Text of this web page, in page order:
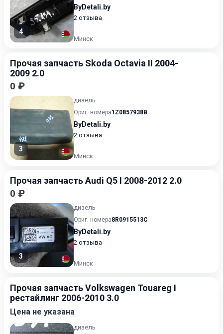
4
ByDetali.by
2 отзыва
Минск
Прочая запчасть Skoda Octavia II 2004-
2009 2.0
0 ₽
3
дизель
Ориг. номера1Z0857938B
ByDetali.by
2 отзыва
Минск
Прочая запчасть Audi Q5 I 2008-2012 2.0
0 ₽
3
дизель
Ориг. номера8R0915513C
ByDetali.by
2 отзыва
Минск
Прочая запчасть Volkswagen Touareg I
рестайлинг 2006-2010 3.0
Цена не указана
дизель